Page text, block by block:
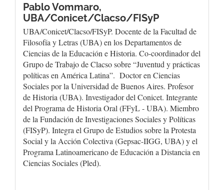
Pablo Vommaro,
UBA/Conicet/Clacso/FISyP
UBA/Conicet/Clacso/FISyP. Docente de la Facultad de
Filosofía y Letras (UBA) en los Departamentos de
Ciencias de la Educación e Historia. Co-coordinador del
Grupo de Trabajo de Clacso sobre “Juventud y prácticas
políticas en América Latina”. Doctor en Ciencias
Sociales por la Universidad de Buenos Aires. Profesor
de Historia (UBA). Investigador del Conicet. Integrante
del Programa de Historia Oral (FFyL - UBA). Miembro
de la Fundación de Investigaciones Sociales y Políticas
(FISyP). Integra el Grupo de Estudios sobre la Protesta
Social y la Acción Colectiva (Gepsac-IIGG, UBA) y el
Programa Latinoamericano de Educación a Distancia en
Ciencias Sociales (Pled).